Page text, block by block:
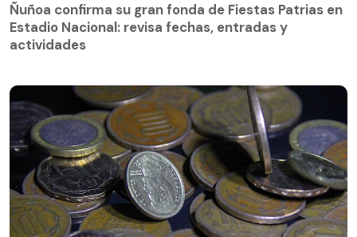
Ñuñoa confirma su gran fonda de Fiestas Patrias en
Estadio Nacional: revisa fechas, entradas y
actividades